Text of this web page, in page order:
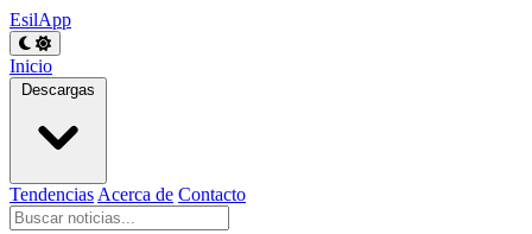
EsilApp
Inicio
Descargas
Tendencias Acerca de Contacto